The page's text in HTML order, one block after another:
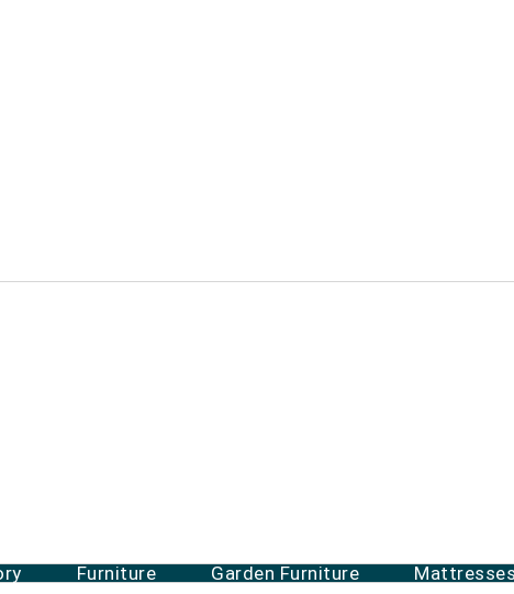
Furniture Garden Furniture Mattresses